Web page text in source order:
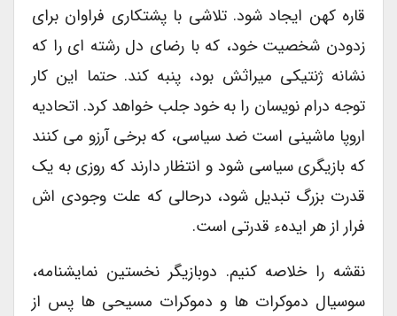
قاره کهن ایجاد شود. تلاشی با پشتکاری فراوان برای
زدودن شخصیت خود، که با رضای دل رشته ای را که
نشانه ژنتیکی میراثش بود، پنبه کند. حتما این کار
توجه درام نویسان را به خود جلب خواهد کرد. اتحادیه
اروپا ماشینی است ضد سیاسی، که برخی آرزو می کنند
که بازیگری سیاسی شود و انتظار دارند که روزی به یک
قدرت بزرگ تبدیل شود، درحالی که علت وجودی اش
فرار از هر ایدهء قدرتی است.
نقشه را خلاصه کنیم. دوبازیگر نخستین نمایشنامه،
سوسیال دموکرات ها و دموکرات مسیحی ها پس از